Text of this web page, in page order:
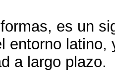
es un
entorno
a largo plazo.